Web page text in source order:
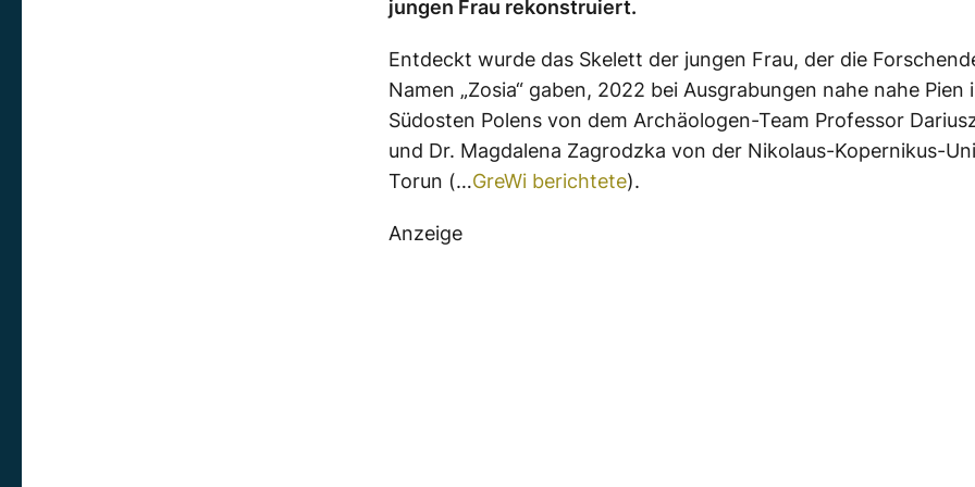
jungen Frau rekonstruiert.
Entdeckt wurde das Skelett der jungen Frau, der die
Namen „Zosia“ gaben, 2022 bei Ausgrabungen nahe nahe Pien
Südosten Polens von dem Archäologen-Team Professor
und Dr. Magdalena Zagrodzka von der Nikolaus-Kopernikus-
Torun (…GreWi berichtete).
Anzeige